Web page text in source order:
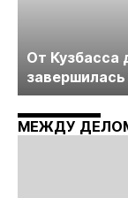
От Кузбасса
технологий
Майнинг»
МЕЖДУ